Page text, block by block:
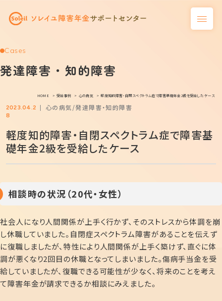
Cases
発達障害・知的障害
HOME 受給事例 心の病気 軽度知的障害・自閉スペクトラム症で障害基礎年金2級を受給したケース
2023.04.2
8
心の病気 発達障害・知的障害
軽度知的障害・自閉スペクトラム症で障害基
礎年金2級を受給したケース
相談時の状況（20代・女性）
社会人になり人間関係が上手く行かず、そのストレスから体調を崩
し休職していました。自閉症スペクトラム障害があることを伝えず
に復職しましたが、特性により人間関係が上手く築けず、直ぐに体
調が悪くなり2回目の休職となってしまいました。傷病手当金を受
給していましたが、復職できる可能性が少なく、将来のことを考え
て障害年金が請求できるか相談にみえました。